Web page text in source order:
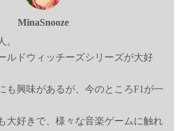
MinaSnooze
。
ルドウィッチーズシリーズが大好
も興味があるが、今のところF1が一
大好きで、様々な音楽ゲームに触れ